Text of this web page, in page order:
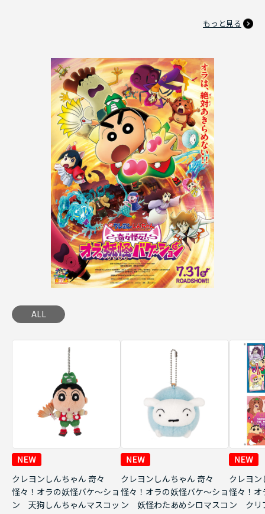
もっと見る
ALL
クレヨンしんちゃん 奇々
怪々！オラの妖怪バケ～ショ
ン 天狗しんちゃんマスコッ
クレヨンしんちゃん 奇々
怪々！オラの妖怪バケ～ショ
ン 妖怪わたあめシロマスコ
クレヨン
怪々！オ
ン クリ